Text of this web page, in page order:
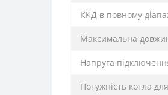
ККД в повному
Максимальна
Напруга
Потужність котла